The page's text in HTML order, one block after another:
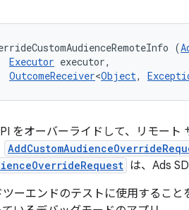
(
Executor executor,
OutcomeReceiver<Object,
をオーバーライドして、リモー
は、Ads
ーエンドのテストに使用するこ